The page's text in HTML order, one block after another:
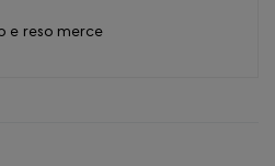
e reso merce